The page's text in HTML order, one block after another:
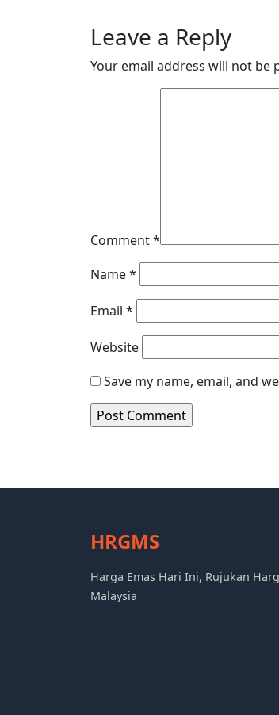
Leave a Reply
Your email address will not be
Comment*
Name*
Email *
Website
Save my name, email, and
HRGMS
Harga Emas Hari Ini, Rujukan
Malaysia